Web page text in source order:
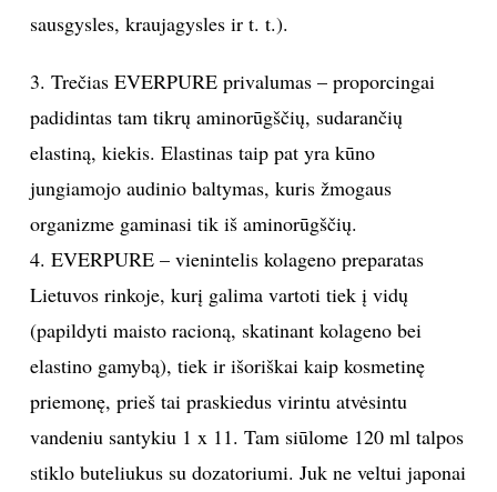
sausgysles, kraujagysles ir t. t.).
3. Trečias EVERPURE privalumas – proporcingai
padidintas tam tikrų aminorūgščių, sudarančių
elastiną, kiekis. Elastinas taip pat yra kūno
jungiamojo audinio baltymas, kuris žmogaus
organizme gaminasi tik iš aminorūgščių.
4. EVERPURE – vienintelis kolageno preparatas
Lietuvos rinkoje, kurį galima vartoti tiek į vidų
(papildyti maisto racioną, skatinant kolageno bei
elastino gamybą), tiek ir išoriškai kaip kosmetinę
priemonę, prieš tai praskiedus virintu atvėsintu
vandeniu santykiu 1 x 11. Tam siūlome 120 ml talpos
stiklo buteliukus su dozatoriumi. Juk ne veltui japonai